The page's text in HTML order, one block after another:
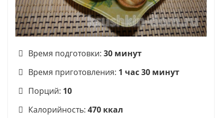
Время подготовки:30 минут
Время приготовления: 1 час 30 минут
Порций: 10
Калорийность:470 ккал